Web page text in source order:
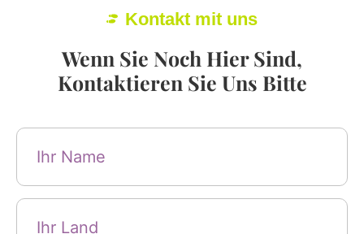
Kontakt mit uns
Wenn Sie Noch Hier Sind,
Kontaktieren Sie Uns Bitte